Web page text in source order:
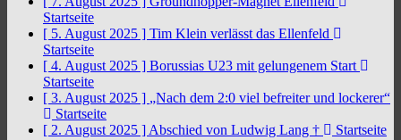
Startseite
[ 5. August 2025 ] Tim Klein verlässt das Ellenfeld
Startseite
[ 4. August 2025 ] Borussias U23 mit gelungenem Start
Startseite
[ 3. August 2025 ] „Nach dem 2:0 viel befreiter und lockerer“
Startseite
[ 2. August 2025 ] Abschied von Ludwig Lang †
Startseite